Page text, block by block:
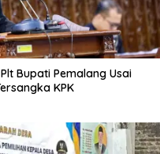
Bupati Pemalang Usai
KPK